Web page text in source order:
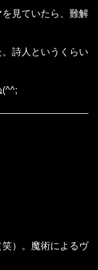
見ていたら、難解
詩人というくらい
(^^;
）。魔術によるヴ